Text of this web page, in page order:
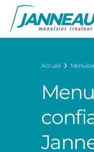
Baies vitrées
Volets roulants
Pergolas
Portails et portillons
Carports
Accueil